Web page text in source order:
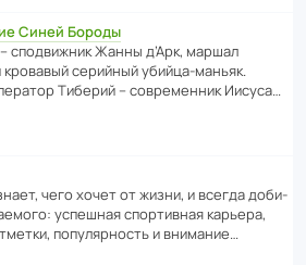
Синей Бороды
спод­ви­жник Жанны д’Арк, маршал
серийный убийца-маньяк.
Тиберий – совре­менник Иисуса…
чего хочет от жизни, и всегда доби­
успе­шная спор­ти­вная карьера,
попу­ля­р­ность и внимание…